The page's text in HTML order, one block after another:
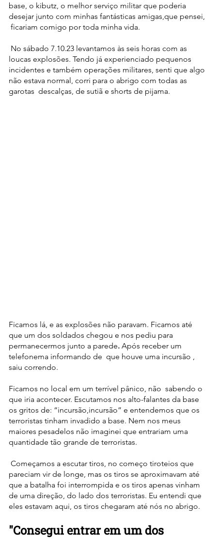
base, o kibutz, o melhor serviço militar que poderia
desejar junto com minhas fantásticas amigas,que pensei,
ficariam comigo por toda minha vida.
loucas explosões. Tendo já experienciado pequenos
incidentes e também operações militares, senti que algo
não estava normal, corri para o abrigo com todas as
garotas  descalças, de sutiã e shorts de pijama.
Ficamos lá, e as explosões não paravam. Ficamos até
que um dos soldados chegou e nos pediu para
permanecermos junto a parede. Após receber um
telefonema informando de  que houve uma incursão ,
saiu correndo.
Ficamos no local em um terrível pânico, não  sabendo o
que iria acontecer. Escutamos nos alto-falantes da base
os gritos de: “incursão,incursão” e entendemos que os
terroristas tinham invadido a base. Nem nos meus
maiores pesadelos não imaginei que entrariam uma
quantidade tão grande de terroristas.
Começamos a escutar tiros, no começo tiroteios que
pareciam vir de longe, mas os tiros se aproximavam até
que a batalha foi interrompida e os tiros apenas vinham
de uma direção, do lado dos terroristas. Eu entendi que
eles estavam aqui, os tiros chegaram até nós no abrigo.
"Consegui entrar em um dos